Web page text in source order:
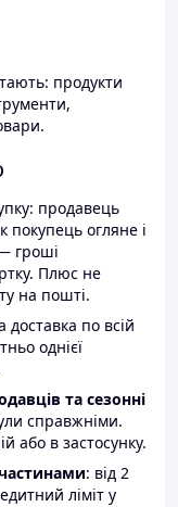
продукти
продавець
покупець огляне і
гроші
Плюс не
на пошті.
по всій
однієї
та сезонні
справжніми.
або в застосунку.
: від 2
ліміт у